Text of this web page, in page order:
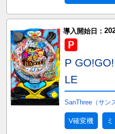
導入開始日：
P
LE
SanThree（サン
V確変機